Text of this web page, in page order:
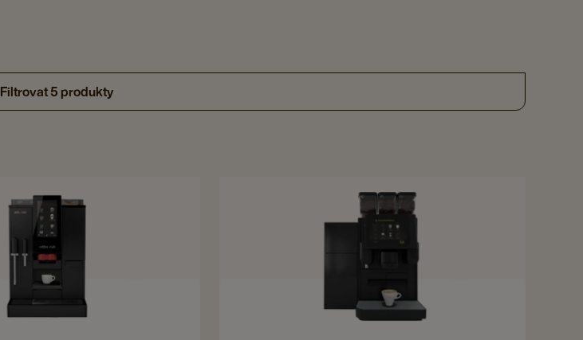
Filtrovat 5 produkty
Navigate
to
Schaerer
Coffee
Club
Choco
Navigate
to
Schaerer
Skye
details
page